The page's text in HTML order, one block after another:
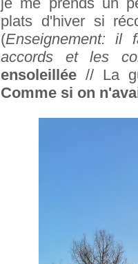
plats d'hiver si
(Enseignement: il
accords et les
ensoleillée // La
Comme si on